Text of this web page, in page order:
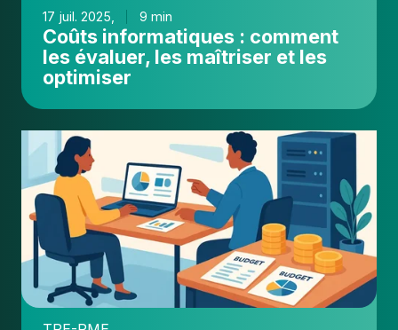
optimiser
17 juil. 2025, 9 min
Coûts informatiques : comment
les évaluer, les maîtriser et les
optimiser
Guide
complet
du
budget
informatique
pour
TPE-
PME